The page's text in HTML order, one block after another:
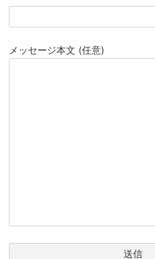
メッセージ本文 (任意)